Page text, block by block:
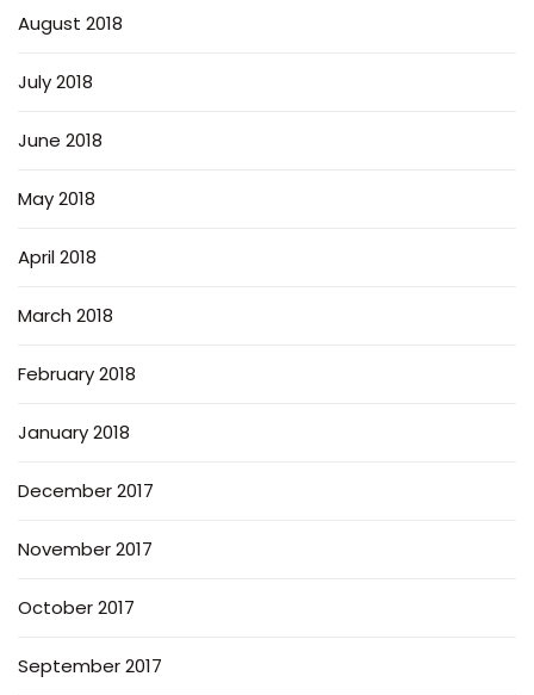
August 2018
July 2018
June 2018
May 2018
April 2018
March 2018
February 2018
January 2018
December 2017
November 2017
October 2017
September 2017